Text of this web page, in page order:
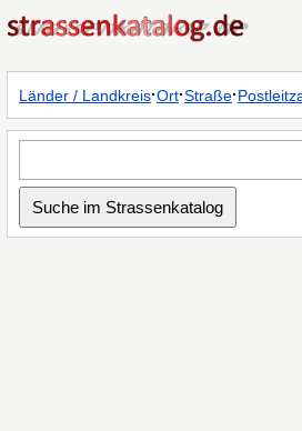
Länder / Landkreis·Ort·Straße·